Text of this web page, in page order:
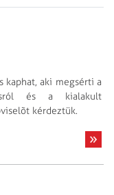
kaphat, aki megsérti a
és a kialakult
kérdeztük.